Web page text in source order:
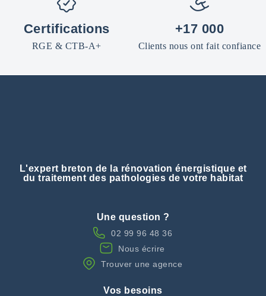
Certifications
RGE & CTB-A+
+17 000
Clients nous ont fait confiance
L'expert breton de la rénovation énergistique et
du traitement des pathologies de votre habitat
Une question ?
02 99 96 48 36
Nous écrire
Trouver une agence
Vos besoins